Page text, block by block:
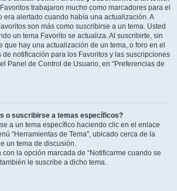
trabajaron mucho como marcadores para el
era alertado cuando había una actualización. A
son más como suscribirse a un tema. Usted
un tema Favorito se actualiza. Al suscribirte, sin
que hay una actualización de un tema, o foro en el
notificación para los Favoritos y las suscripciones
Panel de Control de Usuario, en “Preferencias de
o suscribirse a temas específicos?
a un tema específico haciendo clic en el enlace
“Herramientas de Tema”, ubicado cerca de la
un tema de discusión.
la opción marcada de “Notificarme cuando se
le suscribe a dicho tema.